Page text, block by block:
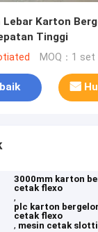
Lebar Karton
Tinggi
MOQ：1 set
3000mm karton
cetak flexo
,
plc karton
cetak flexo
, mesin cetak